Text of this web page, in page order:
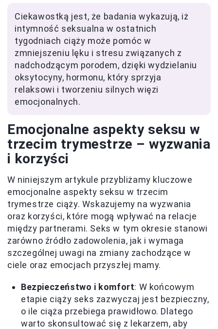
Ciekawostką jest, że badania wykazują, iż
intymność seksualna w ostatnich
tygodniach ciąży może pomóc w
zmniejszeniu lęku i stresu związanych z
nadchodzącym porodem, dzięki wydzielaniu
oksytocyny, hormonu, który sprzyja
relaksowi i tworzeniu silnych więzi
emocjonalnych.
Emocjonalne aspekty seksu w
trzecim trymestrze – wyzwania
i korzyści
W niniejszym artykule przybliżamy kluczowe
emocjonalne aspekty seksu w trzecim
trymestrze ciąży. Wskazujemy na wyzwania
oraz korzyści, które mogą wpływać na relacje
między partnerami. Seks w tym okresie stanowi
zarówno źródło zadowolenia, jak i wymaga
szczególnej uwagi na zmiany zachodzące w
ciele oraz emocjach przyszłej mamy.
Bezpieczeństwo i komfort: W końcowym
etapie ciąży seks zazwyczaj jest bezpieczny,
o ile ciąża przebiega prawidłowo. Dlatego
warto skonsultować się z lekarzem, aby